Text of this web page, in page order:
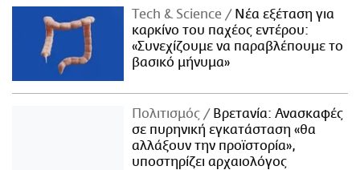
Τech & Science
Νέα εξέταση για
καρκίνο του παχέος εντέρου:
«Συνεχίζουμε να παραβλέπουμε το
βασικό μήνυμα»
Πολιτισμός
Βρετανία: Ανασκαφές
σε πυρηνική εγκατάσταση «θα
αλλάξουν την προϊστορία»,
υποστηρίζει αρχαιολόγος